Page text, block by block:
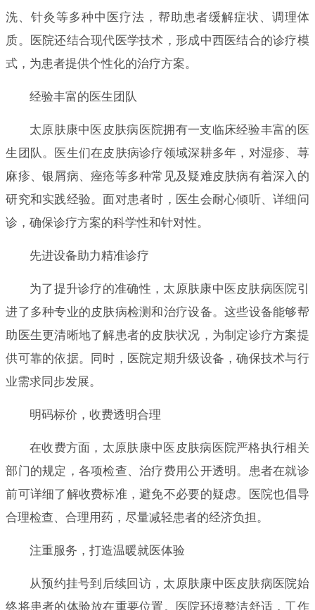
洗、针灸等多种中医疗法，帮助患者缓解症状、调理体
质。医院还结合现代医学技术，形成中西医结合的诊疗模
式，为患者提供个性化的治疗方案。
经验丰富的医生团队
太原肤康中医皮肤病医院拥有一支临床经验丰富的医
生团队。医生们在皮肤病诊疗领域深耕多年，对湿疹、荨
麻疹、银屑病、痤疮等多种常见及疑难皮肤病有着深入的
研究和实践经验。面对患者时，医生会耐心倾听、详细问
诊，确保诊疗方案的科学性和针对性。
先进设备助力精准诊疗
为了提升诊疗的准确性，太原肤康中医皮肤病医院引
进了多种专业的皮肤病检测和治疗设备。这些设备能够帮
助医生更清晰地了解患者的皮肤状况，为制定诊疗方案提
供可靠的依据。同时，医院定期升级设备，确保技术与行
业需求同步发展。
明码标价，收费透明合理
在收费方面，太原肤康中医皮肤病医院严格执行相关
部门的规定，各项检查、治疗费用公开透明。患者在就诊
前可详细了解收费标准，避免不必要的疑虑。医院也倡导
合理检查、合理用药，尽量减轻患者的经济负担。
注重服务，打造温暖就医体验
从预约挂号到后续回访，太原肤康中医皮肤病医院始
终将患者的体验放在重要位置。医院环境整洁舒适，工作